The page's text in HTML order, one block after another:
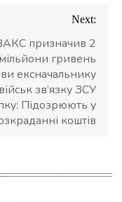
Next:
призначив 2
мільйони гривень
ексначальнику
військ зв’язку ЗСУ
Підозрюють у
коштів